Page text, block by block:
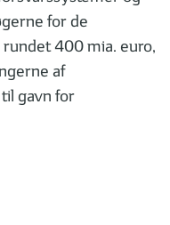
for de
400 mia. euro,
af
gavn for